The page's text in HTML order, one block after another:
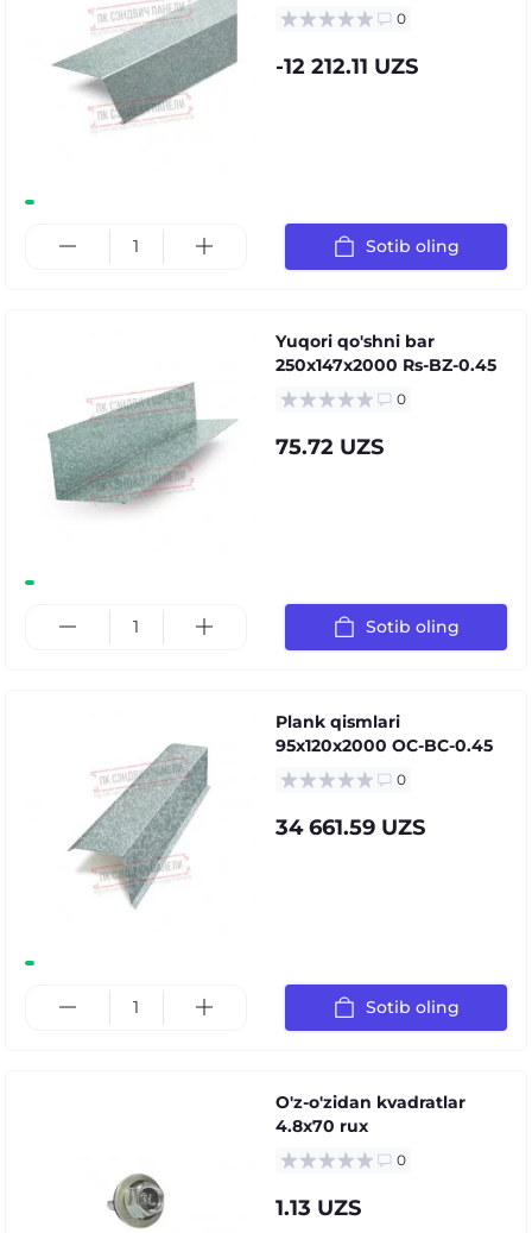
0
-12 212.11 UZS
Sotib oling
Yuqori qo'shni bar
250x147x2000 Rs-BZ-0.45
0
75.72 UZS
Sotib oling
Plank qismlari
95x120x2000 OC-BC-0.45
0
34 661.59 UZS
Sotib oling
O'z-o'zidan kvadratlar
4.8x70 rux
0
1.13 UZS